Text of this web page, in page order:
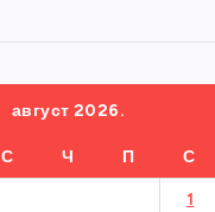
август 2026.
С Ч П С
1